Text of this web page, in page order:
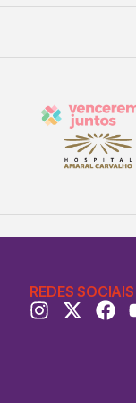
REDES SOCIAIS